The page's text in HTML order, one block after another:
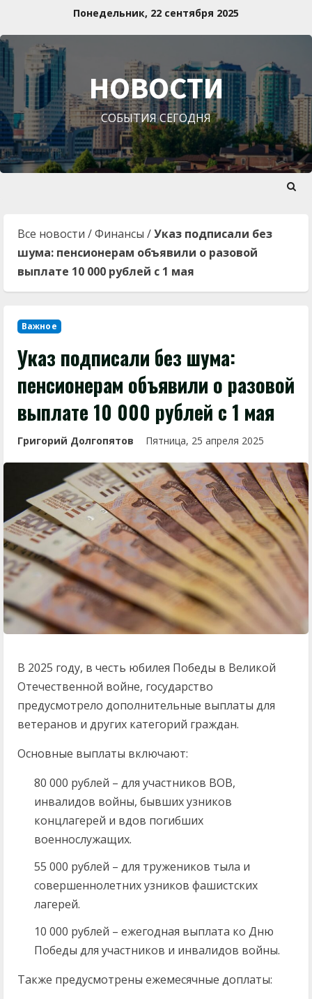
содержимому
Понедельник, 22 сентября 2025
НОВОСТИ
СОБЫТИЯ СЕГОДНЯ
Все новости /Финансы /Указ подписали без
шума: пенсионерам объявили о разовой
выплате 10 000 рублей с 1 мая
Важное
Указ подписали без шума:
пенсионерам объявили о разовой
выплате 10 000 рублей с 1 мая
Григорий Долгопятов Пятница, 25 апреля 2025
В 2025 году, в честь юбилея Победы в Великой
Отечественной войне, государство
предусмотрело дополнительные выплаты для
ветеранов и других категорий граждан.
Основные выплаты включают:
80 000 рублей – для участников ВОВ,
инвалидов войны, бывших узников
концлагерей и вдов погибших
военнослужащих.
55 000 рублей – для тружеников тыла и
совершеннолетних узников фашистских
лагерей.
10 000 рублей – ежегодная выплата ко Дню
Победы для участников и инвалидов войны.
Также предусмотрены ежемесячные доплаты: